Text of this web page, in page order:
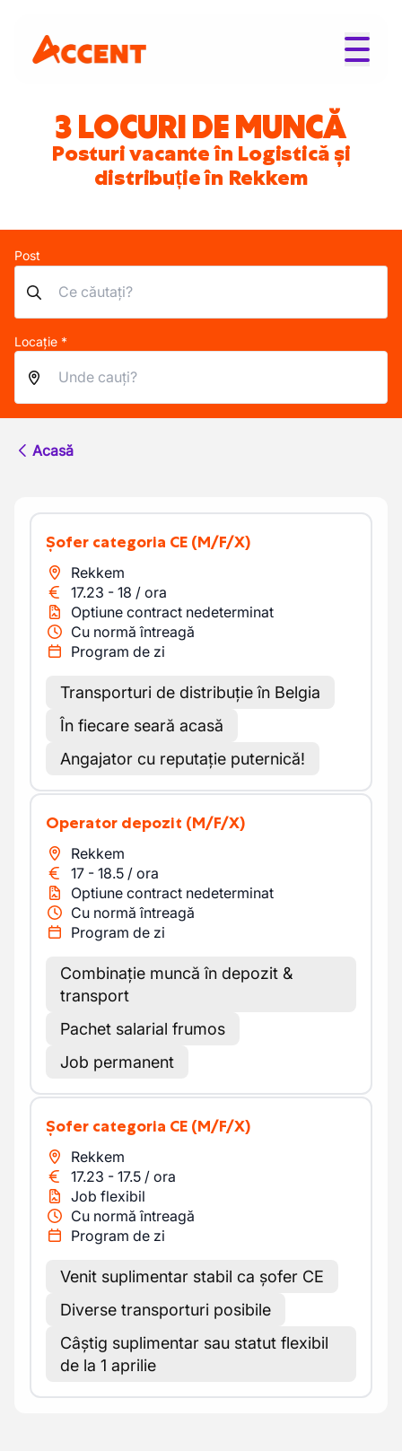
3 LOCURI DE MUNCĂ
Posturi vacante în Logistică și
distribuție în Rekkem
Post
Locație *
Acasă
Șofer categoria CE (M/F/X)
Rekkem
17.23 - 18 / ora
Optiune contract nedeterminat
Cu normă întreagă
Program de zi
Transporturi de distribuție în Belgia
În fiecare seară acasă
Angajator cu reputație puternică!
Operator depozit (M/F/X)
Rekkem
17 - 18.5 / ora
Optiune contract nedeterminat
Cu normă întreagă
Program de zi
Combinație muncă în depozit &
transport
Pachet salarial frumos
Job permanent
Șofer categoria CE (M/F/X)
Rekkem
17.23 - 17.5 / ora
Job flexibil
Cu normă întreagă
Program de zi
Venit suplimentar stabil ca șofer CE
Diverse transporturi posibile
Câștig suplimentar sau statut flexibil
de la 1 aprilie